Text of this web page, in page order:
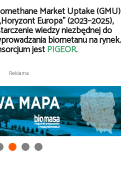
Market Uptake (GMU)
Europa” (2023–2025),
wiedzy niezbędnej do
biometanu na rynek.
jestPIGEOR.
Reklama